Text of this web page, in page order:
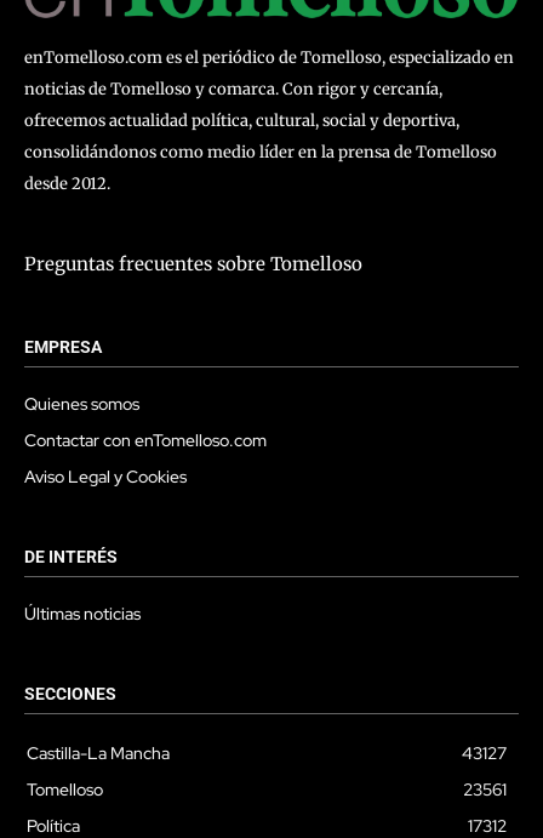
enTomelloso.com es el periódico de Tomelloso, especializado en
noticias de Tomelloso y comarca. Con rigor y cercanía,
ofrecemos actualidad política, cultural, social y deportiva,
consolidándonos como medio líder en la prensa de Tomelloso
desde 2012.
Preguntas frecuentes sobre Tomelloso
EMPRESA
Quienes somos
Contactar con enTomelloso.com
Aviso Legal y Cookies
DE INTERÉS
Últimas noticias
SECCIONES
Castilla-La Mancha
43127
Tomelloso
23561
Política
17312